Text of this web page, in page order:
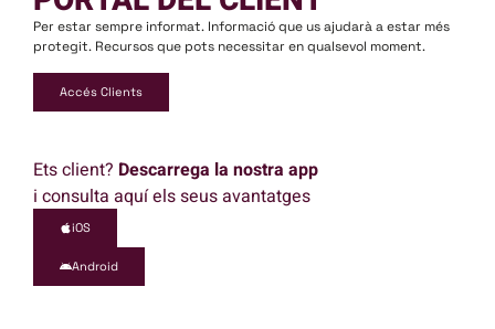
Per estar sempre informat. Informació que us ajudarà a estar més
protegit. Recursos que pots necessitar en qualsevol moment.
Accés Clients
Ets client? Descarrega la nostra app
i consulta aquí els seus avantatges
iOS
Android